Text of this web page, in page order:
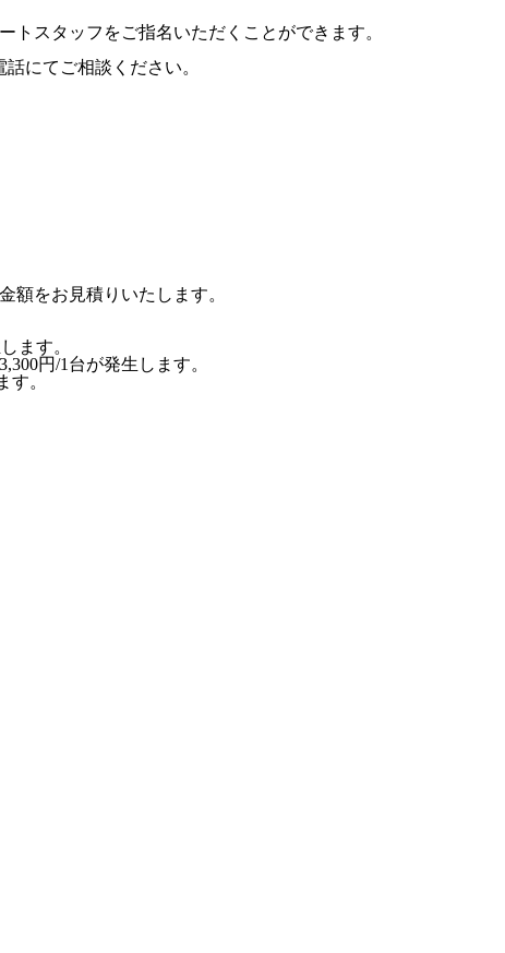
スタッフをご指名いただくことができます。
にてご相談ください。
額をお見積りいたします。
ます。
円/1台が発生します。
す。